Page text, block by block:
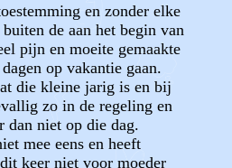
en zonder elke
de aan het begin van
pijn en moeite gemaakte
op vakantie gaan.
die kleine jarig is en bij
zo in de regeling en
dan niet op die dag.
mee eens en heeft
keer niet voor moeder